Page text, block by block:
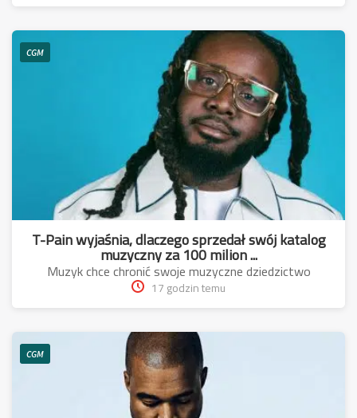
CGM
T-Pain wyjaśnia, dlaczego sprzedał swój katalog
muzyczny za 100 milion ...
Muzyk chce chronić swoje muzyczne dziedzictwo
17 godzin temu
CGM